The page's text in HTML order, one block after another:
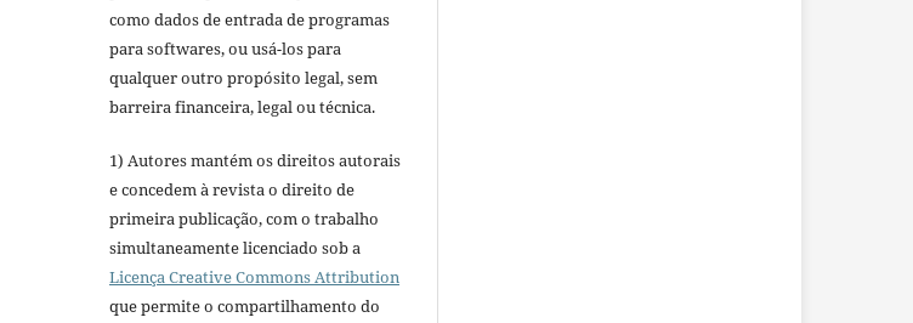
como dados de entrada de programas
para softwares, ou usá-los para
qualquer outro propósito legal, sem
barreira financeira, legal ou técnica.
1) Autores mantém os direitos autorais
e concedem à revista o direito de
primeira publicação, com o trabalho
simultaneamente licenciado sob a
Licença Creative Commons Attribution
que permite o compartilhamento do